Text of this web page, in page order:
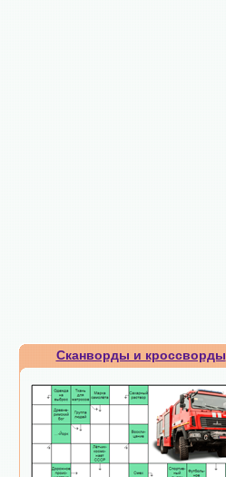
Сканворды и кроссворды